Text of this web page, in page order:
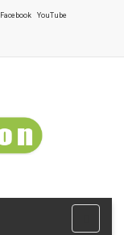
Facebook YouTube